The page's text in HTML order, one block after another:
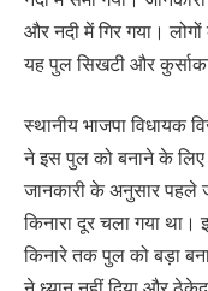
और नदी में गिर गया।
यह पुल सिखटी और
स्थानीय भाजपा विधायक
ने इस पुल को बनाने के
जानकारी के अनुसार पहले
किनारा दूर चला गया
किनारे तक पुल को बड़ा